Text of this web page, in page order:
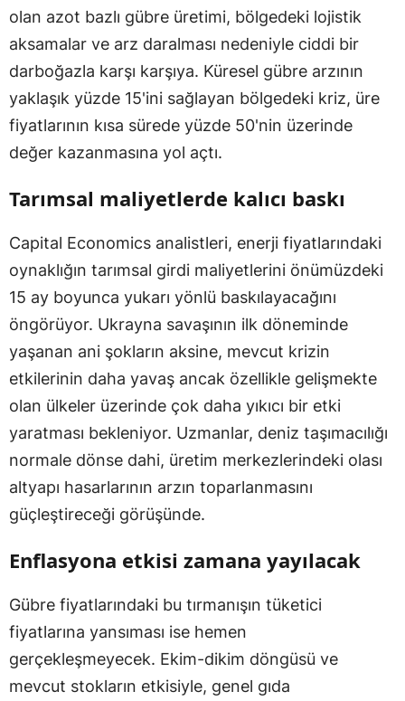
olan azot bazlı gübre üretimi, bölgedeki lojistik
aksamalar ve arz daralması nedeniyle ciddi bir
darboğazla karşı karşıya. Küresel gübre arzının
yaklaşık yüzde 15'ini sağlayan bölgedeki kriz, üre
fiyatlarının kısa sürede yüzde 50'nin üzerinde
değer kazanmasına yol açtı.
Tarımsal maliyetlerde kalıcı baskı
Capital Economics analistleri, enerji fiyatlarındaki
oynaklığın tarımsal girdi maliyetlerini önümüzdeki
15 ay boyunca yukarı yönlü baskılayacağını
öngörüyor. Ukrayna savaşının ilk döneminde
yaşanan ani şokların aksine, mevcut krizin
etkilerinin daha yavaş ancak özellikle gelişmekte
olan ülkeler üzerinde çok daha yıkıcı bir etki
yaratması bekleniyor. Uzmanlar, deniz taşımacılığı
normale dönse dahi, üretim merkezlerindeki olası
altyapı hasarlarının arzın toparlanmasını
güçleştireceği görüşünde.
Enflasyona etkisi zamana yayılacak
Gübre fiyatlarındaki bu tırmanışın tüketici
fiyatlarına yansıması ise hemen
gerçekleşmeyecek. Ekim-dikim döngüsü ve
mevcut stokların etkisiyle, genel gıda